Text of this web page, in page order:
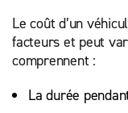
Le coût d’un
facteurs et peut
comprennent :
La durée